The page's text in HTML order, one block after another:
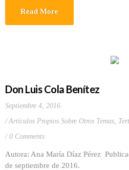
Read More
Don Luis Cola Benítez
Septiembre 4, 2016
Artículos Propios Sobre Otros Temas,
0 Comments
Autora: Ana María Díaz Pérez
de septiembre de 2016.